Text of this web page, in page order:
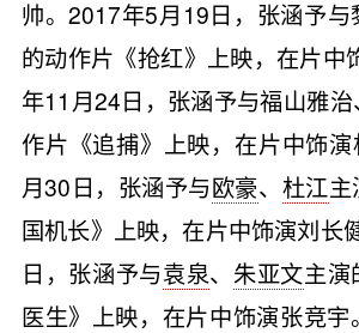
帅。2017年5月19日，张涵予与
的动作片《抢红》上映，在片中
年11月24日，张涵予与福山雅治、
作片《追捕》上映，在片中饰
月30日，张涵予与欧豪、 杜江
国机长》上映，在片中饰演刘长
日，张涵予与袁泉、 朱亚文主演
医生》上映，在片中饰演张竞